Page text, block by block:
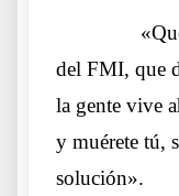
del FMI, que
la gente vive
y muérete tú,
solución».